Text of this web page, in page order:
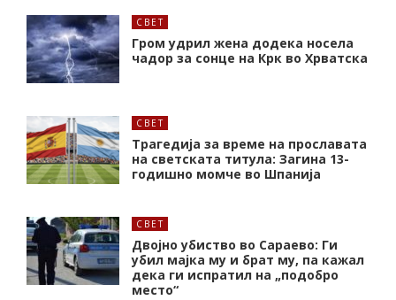
СВЕТ
Гром удрил жена додека носела
чадор за сонце на Крк во Хрватска
СВЕТ
Трагедија за време на прославата
на светската титула: Загина 13-
годишно момче во Шпанија
СВЕТ
Двојно убиство во Сараево: Ги
убил мајка му и брат му, па кажал
дека ги испратил на „подобро
место“